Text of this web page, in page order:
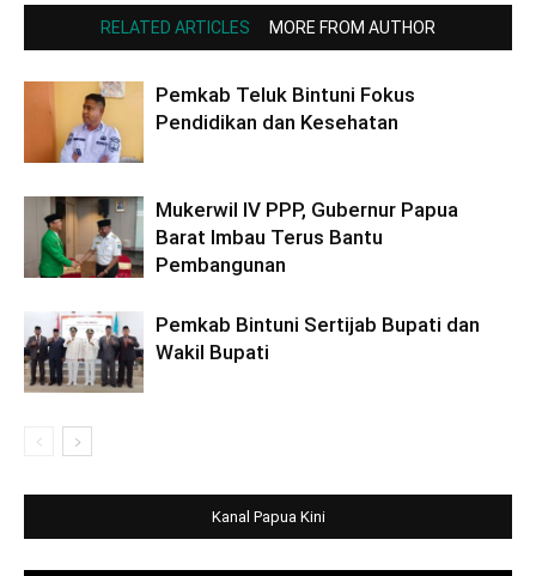
RELATED ARTICLES MORE FROM AUTHOR
Pemkab Teluk Bintuni Fokus
Pendidikan dan Kesehatan
Mukerwil IV PPP, Gubernur Papua
Barat Imbau Terus Bantu
Pembangunan
Pemkab Bintuni Sertijab Bupati dan
Wakil Bupati
Kanal Papua Kini